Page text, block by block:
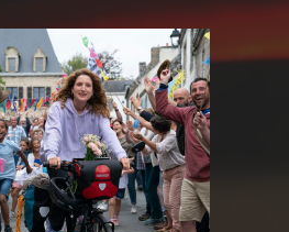
Nawi – Dear Future Me